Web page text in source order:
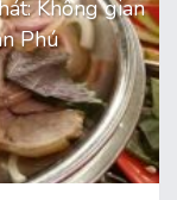
Không gian
Phú